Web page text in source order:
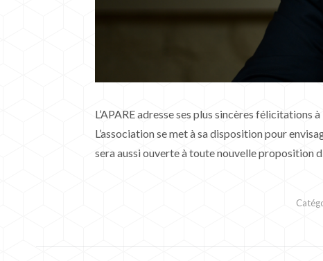
L’APARE adresse ses plus sincères félicitations
L’association se met à sa disposition pour
sera aussi ouverte à toute nouvelle proposition